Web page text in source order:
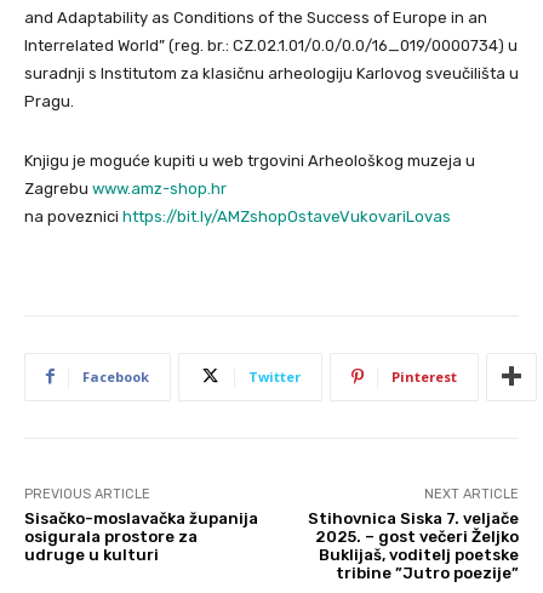
and Adaptability as Conditions of the Success of Europe in an
Interrelated World” (reg. br.: CZ.02.1.01/0.0/0.0/16_019/0000734) u
suradnji s Institutom za klasičnu arheologiju Karlovog sveučilišta u
Pragu.
Knjigu je moguće kupiti u web trgovini Arheološkog muzeja u
Zagrebu www.amz-shop.hr
na poveznici https://bit.ly/AMZshopOstaveVukovariLovas
Facebook Twitter Pinterest
PREVIOUS ARTICLE
Sisačko-moslavačka županija
osigurala prostore za
udruge u kulturi
NEXT ARTICLE
Stihovnica Siska 7. veljače
2025. – gost večeri Željko
Buklijaš, voditelj poetske
tribine ”Jutro poezije”